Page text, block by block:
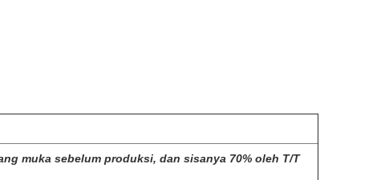
muka sebelum produksi, dan sisanya 70% oleh T/T